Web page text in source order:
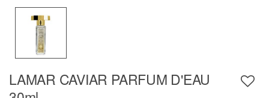
LAMAR CAVIAR PARFUM D'EAU